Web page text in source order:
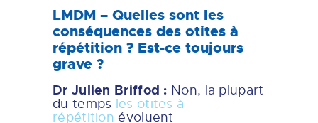
LMDM – Quelles sont les
conséquences des otites à
répétition ? Est-ce toujours
grave ?
Dr Julien Briffod : Non, la plupart
du temps les otites à
répétition évoluent